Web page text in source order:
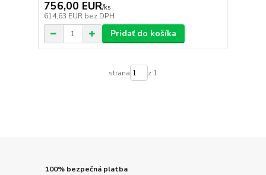
756,00 EUR/ks
614,63 EUR bez DPH
Pridať do košíka
strana z 1
100% bezpečná platba